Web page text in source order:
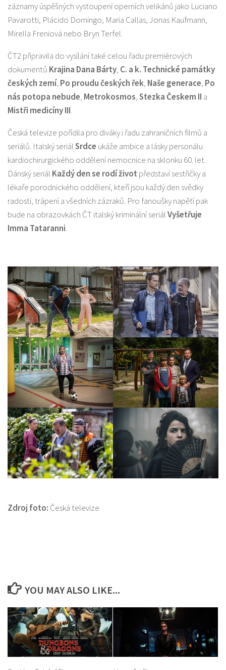
záznamy úspěšných vystoupení operních velikánů jako Luciano
Pavarotti, Plácido Domingo, Maria Callas, Jonas Kaufmann,
Mirella Freniová nebo Bryn Terfel.
ČT2 připravila do vysílání také celou řadu premiérových
dokumentů Krajina Dana Bárty, C. a k. Technické památky
českých zemí, Po proudu českých řek, Naše generace, Po
nás potopa nebude, Metrokosmos,Stezka Českem II a
Mistři medicíny III.
Česká televize pořídila pro diváky i řadu zahraničních filmů a
seriálů. Italský seriálSrdce ukáže ambice a lásky personálu
kardiochirurgického oddělení nemocnice na sklonku 60. let.
Dánský seriál Každý den se rodí život představí sestřičky a
lékaře porodnického oddělení, kteří jsou každý den svědky
radosti, trápení a všedních zázraků. Pro fanoušky napětí pak
bude na obrazovkách ČT italský kriminální seriálVyšetřuje
Imma Tataranni.
Zdroj foto: Česká televize
YOU MAY ALSO LIKE...